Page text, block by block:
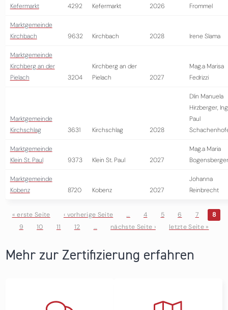
Kefermarkt
4292 Kefermarkt 2026
Frommel
Marktgemeinde
Kirchbach
9632 Kirchbach 2028 Irene Slama
Marktgemeinde
Kirchberg an der
Pielach
3204
Kirchberg an der
Pielach
2027
Mag.a Marisa
Fedrizzi
Marktgemeinde
Kirchschlag
3631 Kirchschlag 2028
DIin Manuela
Hirzberger,
Paul
Marktgemeinde
Klein St. Paul
9373 Klein St. Paul 2027
Mag.a Maria
Bogensberger
Marktgemeinde
Kobenz
8720 Kobenz 2027
Johanna
Reinbrecht
Seiten
« erste Seite ‹ vorherige Seite … 4 5 6 7
8
9
10 11 12 … nächste Seite › letzte Seite »
Mehr zur Zertifizierung erfahren